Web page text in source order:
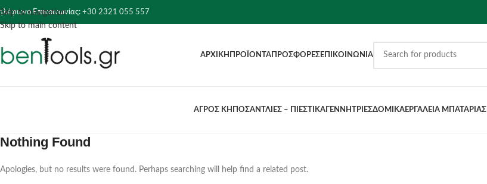
Skip to navigation
Skip to main content
Επικοινωνίας: +30 2321 055 557
ΑΡΧΙΚΉ ΠΡΟΪΌΝΤΑ ΠΡΟΣΦΟΡΈΣΕΠΙΚΟΙΝΩΝΊΑ
ΑΓΡΟΣ ΚΗΠΟΣΑΝΤΛΙΕΣ – ΠΙΕΣΤΙΚΑ ΓΕΝΝΗΤΡΙΕΣΔΟΜΙΚΑΕΡΓΑΛΕΙΑ ΜΠΑΤΑΡΙΑΣ
Nothing Found
Apologies, but no results were found. Perhaps searching will help find a related post.